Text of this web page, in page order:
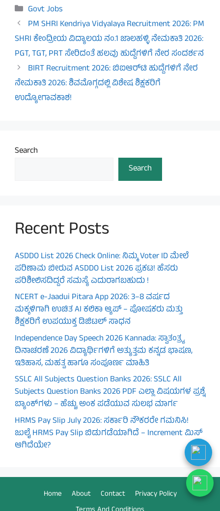
Categories
Govt Jobs
PM SHRI Kendriya Vidyalaya Recruitment 2026: PM
SHRI ಕೇಂದ್ರೀಯ ವಿದ್ಯಾಲಯ ನಂ.1 ಜಾಲಹಳ್ಳಿ ನೇಮಕಾತಿ 2026:
PGT, TGT, PRT ಸೇರಿದಂತೆ ಹಲವು ಹುದ್ದೆಗಳಿಗೆ ನೇರ ಸಂದರ್ಶನ
BIRT Recruitment 2026: ಬಿಐಆರ್‌ಟಿ ಹುದ್ದೆಗಳಿಗೆ ನೇರ
ನೇಮಕಾತಿ 2026: ಶಿವಮೊಗ್ಗದಲ್ಲಿ ವಿಶೇಷ ಶಿಕ್ಷಕರಿಗೆ
ಉದ್ಯೋಗಾವಕಾಶ!
Search
Search
Recent Posts
ASDDO List 2026 Check Online: ನಿಮ್ಮ Voter ID ಮೇಲೆ
ಪರಿಣಾಮ ಬೀರುವ ASDDO List 2026 ಪ್ರಕಟ! ಹೆಸರು
ಪರಿಶೀಲಿಸದಿದ್ದರೆ ಸಮಸ್ಯೆ ಎದುರಾಗಬಹುದು !
NCERT e-Jaadui Pitara App 2026: 3–8 ವರ್ಷದ
ಮಕ್ಕಳಿಗಾಗಿ ಉಚಿತ AI ಕಲಿಕಾ ಆ್ಯಪ್ – ಪೋಷಕರು ಮತ್ತು
ಶಿಕ್ಷಕರಿಗೆ ಉಪಯುಕ್ತ ಡಿಜಿಟಲ್ ಸಾಧನ
Independence Day Speech 2026 Kannada: ಸ್ವಾತಂತ್ರ್ಯ
ದಿನಾಚರಣೆ 2026 ವಿದ್ಯಾರ್ಥಿಗಳಿಗೆ ಅತ್ಯುತ್ತಮ ಕನ್ನಡ ಭಾಷಣ,
ಇತಿಹಾಸ, ಮಹತ್ವ ಹಾಗೂ ಸಂಪೂರ್ಣ ಮಾಹಿತಿ
SSLC All Subjects Question Banks 2026: SSLC All
Subjects Question Banks 2026 PDF ಎಲ್ಲಾ ವಿಷಯಗಳ ಪ್ರಶ್ನೆ
ಬ್ಯಾಂಕ್‌ಗಳು – ಹೆಚ್ಚು ಅಂಕ ಪಡೆಯುವ ಸುಲಭ ಮಾರ್ಗ
HRMS Pay Slip July 2026: ಸರ್ಕಾರಿ ನೌಕರರೇ ಗಮನಿಸಿ!
ಜುಲೈ HRMS Pay Slip ಬಿಡುಗಡೆಯಾಗಿದೆ – Increment ಮಿಸ್
ಆಗಿದೆಯೇ?
Home About Contact
Privacy Policy